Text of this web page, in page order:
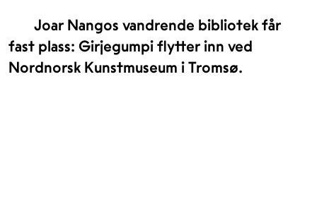
Joar Nangos vandrende bibliotek får
fast plass: Girjegumpi flytter inn ved
Nordnorsk Kunstmuseum i Tromsø.